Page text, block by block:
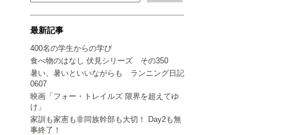
最新記事
400名の学生からの学び
食べ物のはなし 伏見シリーズ その350
暑い、暑いといいながらも ランニング日記
0607
映画「フォー・トレイルズ 限界を超えてゆ
け」
家訓も家憲も非同族幹部も大切！ Day2も無
事終了！